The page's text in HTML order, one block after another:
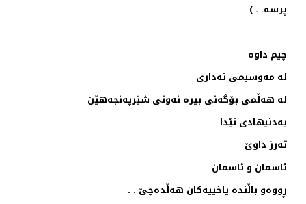
پرسه‌. . )
چیم داوه‌
له‌ مه‌وسیمی نه‌داری
له‌ هه‌ڵمی بۆگه‌نی بیره‌ نه‌وتی شێرپه‌نجه‌هێن
به‌دنیهادی تێدا
ته‌رز داوێ
ئاسمان و ئاسمان
ڕووه‌و باڵنده‌ یاخییه‌كان هه‌ڵده‌چێ . .